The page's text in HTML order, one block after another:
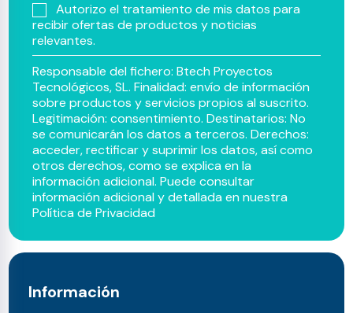
Autorizo el tratamiento de mis datos para
recibir ofertas de productos y noticias
relevantes.
Responsable del fichero: Btech Proyectos
Tecnológicos, SL. Finalidad: envío de información
sobre productos y servicios propios al suscrito.
Legitimación: consentimiento. Destinatarios: No
se comunicarán los datos a terceros. Derechos:
acceder, rectificar y suprimir los datos, así como
otros derechos, como se explica en la
información adicional. Puede consultar
información adicional y detallada en nuestra
Política de Privacidad
Información